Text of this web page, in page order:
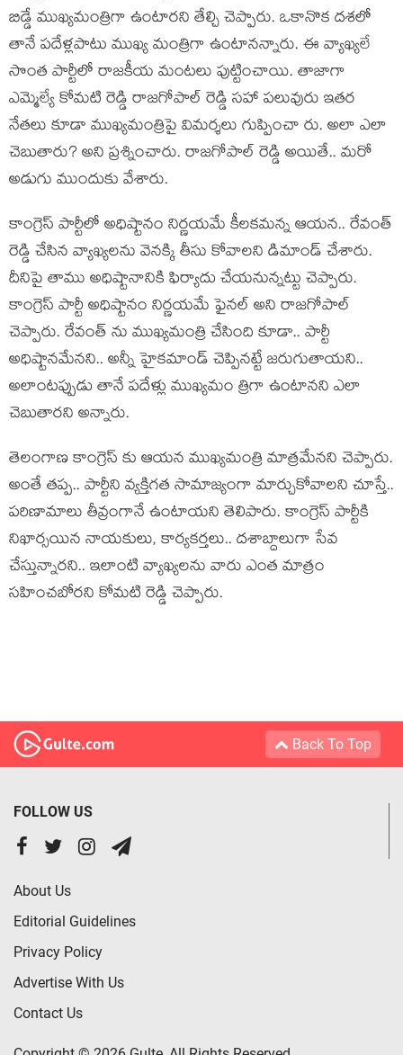
బిడ్డే ముఖ్య‌మంత్రిగా ఉంటార‌ని తేల్చి చెప్పారు. ఒకానొక దశ‌లో
తానే ప‌దేళ్ల‌పాటు ముఖ్య మంత్రిగా ఉంటాన‌న్నారు. ఈ వ్యాఖ్య‌లే
సొంత పార్టీలో రాజ‌కీయ మంట‌లు పుట్టించాయి. తాజాగా
ఎమ్మెల్యే కోమ‌టి రెడ్డి రాజ‌గోపాల్ రెడ్డి స‌హా ప‌లువురు ఇత‌ర
నేత‌లు కూడా ముఖ్య‌మంత్రిపై విమ‌ర్శ‌లు గుప్పించా రు. అలా ఎలా
చెబుతారు? అని ప్ర‌శ్నించారు. రాజ‌గోపాల్ రెడ్డి అయితే.. మ‌రో
అడుగు ముందుకు వేశారు.
కాంగ్రెస్ పార్టీలో అధిష్టానం నిర్ణ‌య‌మే కీల‌క‌మ‌న్న ఆయ‌న‌.. రేవంత్
రెడ్డి చేసిన వ్యాఖ్య‌ల‌ను వెన‌క్కి తీసు కోవాల‌ని డిమాండ్ చేశారు.
దీనిపై తాము అధిష్టానానికి ఫిర్యాదు చేయ‌నున్న‌ట్టు చెప్పారు.
కాంగ్రెస్ పార్టీ అధిష్టానం నిర్ణ‌య‌మే ఫైన‌ల్ అని రాజ‌గోపాల్
చెప్పారు. రేవంత్ ను ముఖ్య‌మంత్రి చేసింది కూడా.. పార్టీ
అధిష్టాన‌మేన‌ని.. అన్నీ హైక‌మాండ్ చెప్పిన‌ట్టే జ‌రుగుతాయ‌ని..
అలాంట‌ప్పుడు తానే ప‌దేళ్లు ముఖ్య‌మం త్రిగా ఉంటాన‌ని ఎలా
చెబుతార‌ని అన్నారు.
తెలంగాణ కాంగ్రెస్ కు ఆయ‌న ముఖ్య‌మంత్రి మాత్ర‌మేన‌ని చెప్పారు.
అంతే త‌ప్ప‌.. పార్టీని వ్య‌క్తిగ‌త సామాజ్యంగా మార్చుకోవాల‌ని చూస్తే..
ప‌రిణామాలు తీవ్రంగానే ఉంటాయ‌ని తెలిపారు. కాంగ్రెస్ పార్టీకి
నిఖార్స‌యిన నాయ‌కులు, కార్య‌క‌ర్త‌లు.. ద‌శాబ్దాలుగా సేవ
చేస్తున్నార‌ని.. ఇలాంటి వ్యాఖ్య‌ల‌ను వారు ఎంత మాత్రం
స‌హించ‌బోర‌ని కోమ‌టి రెడ్డి చెప్పారు.
Back To Top
FOLLOW US
About Us
Editorial Guidelines
Privacy Policy
Advertise With Us
Contact Us